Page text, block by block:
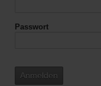
Passwort
Anmelden